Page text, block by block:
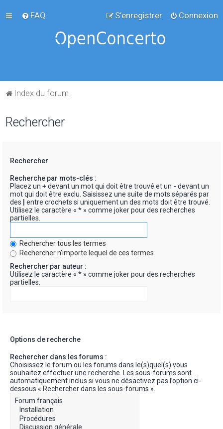
FAQ Connexion
S’enregistrer
Index du forum
Rechercher
Rechercher
Recherche par mots-clés :
Placez un + devant un mot qui doit être trouvé et un - devant un
mot qui doit être exclu. Saisissez une suite de mots séparés par
des
entre crochets si uniquement un des mots doit être trouvé.
Utilisez le caractère « * » comme joker pour des recherches
partielles.
Rechercher tous les termes
Rechercher n’importe lequel de ces termes
Rechercher par auteur :
Utilisez le caractère « * » comme joker pour des recherches
partielles.
Options de recherche
Rechercher dans les forums :
Choisissez le forum ou les forums dans le(s)quel(s) vous
souhaitez effectuer une recherche. Les sous-forums sont
automatiquement inclus si vous ne désactivez pas l’option ci-
dessous « Rechercher dans les sous-forums ».